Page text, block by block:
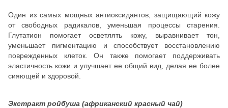
Один из самых мощных антиоксидантов, защищающий кожу
от свободных радикалов, уменьшая процессы старения.
Глутатион помогает осветлять кожу, выравнивает тон,
уменьшает пигментацию и способствует восстановлению
поврежденных клеток. Он также помогает поддерживать
эластичность кожи и улучшает ее общий вид, делая ее более
сияющей и здоровой.
Экстракт ройбуша (африканский красный чай)